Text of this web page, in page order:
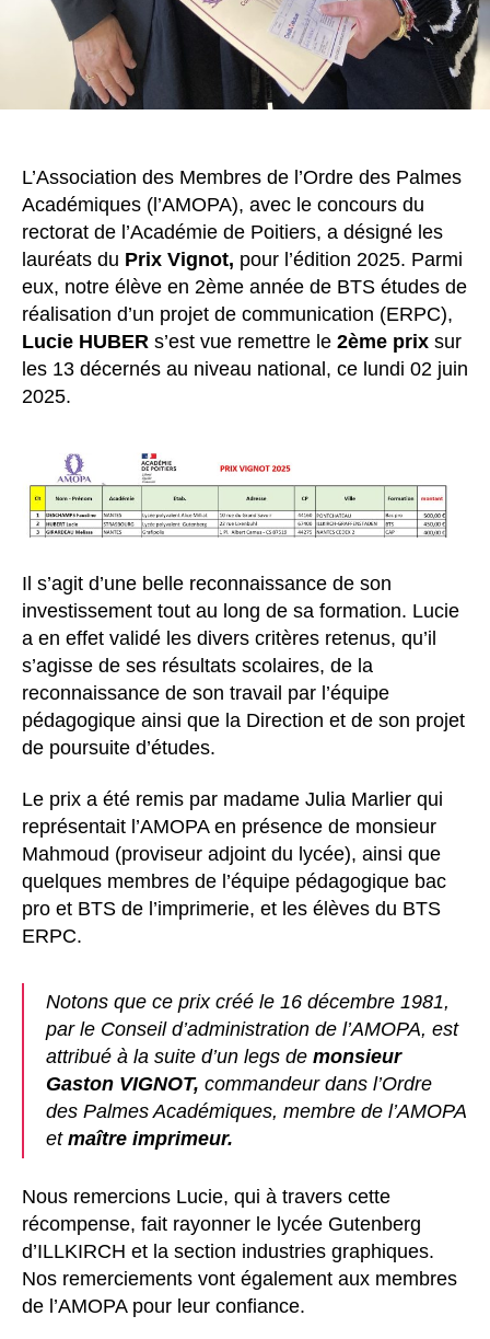
L’Association des Membres de l’Ordre des Palmes
Académiques (l’AMOPA), avec le concours du
rectorat de l’Académie de Poitiers, a désigné les
lauréats du Prix Vignot, pour l’édition 2025. Parmi
eux, notre élève en 2ème année de BTS études de
réalisation d’un projet de communication (ERPC),
Lucie HUBER s’est vue remettre le 2ème prix sur
les 13 décernés au niveau national, ce lundi 02 juin
2025.
Il s’agit d’une belle reconnaissance de son
investissement tout au long de sa formation. Lucie
a en effet validé les divers critères retenus, qu’il
s’agisse de ses résultats scolaires, de la
reconnaissance de son travail par l’équipe
pédagogique ainsi que la Direction et de son projet
de poursuite d’études.
Le prix a été remis par madame Julia Marlier qui
représentait l’AMOPA en présence de monsieur
Mahmoud (proviseur adjoint du lycée), ainsi que
quelques membres de l’équipe pédagogique bac
pro et BTS de l’imprimerie, et les élèves du BTS
ERPC.
Notons que ce prix créé le 16 décembre 1981,
par le Conseil d’administration de l’AMOPA, est
attribué à la suite d’un legs de monsieur
Gaston VIGNOT, commandeur dans l’Ordre
des Palmes Académiques, membre de l’AMOPA
et maître imprimeur.
Nous remercions Lucie, qui à travers cette
récompense, fait rayonner le lycée Gutenberg
d’ILLKIRCH et la section industries graphiques.
Nos remerciements vont également aux membres
de l’AMOPA pour leur confiance.